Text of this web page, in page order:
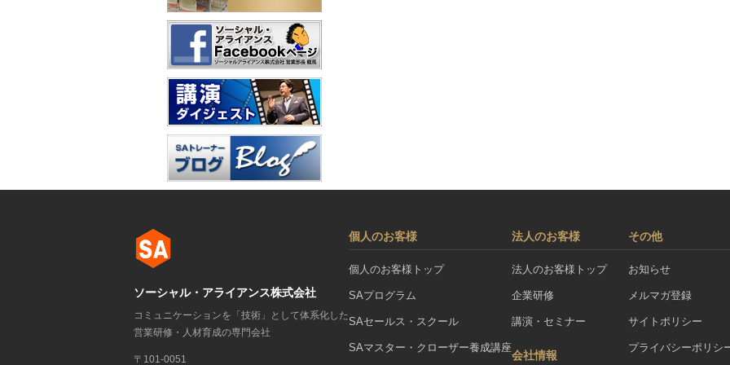
ソーシャル・アライアンス株式会社
コミュニケーションを「技術」として体系化した
営業研修・人材育成の専門会社
〒101-0051
個人のお客様
個人のお客様トップ
SAプログラム
SAセールス・スクール
SAマスター・クローザー養成講座
法人のお客様
法人のお客様トップ
企業研修
講演・セミナー
会社情報
その他
お知らせ
メルマガ登録
サイトポリシー
プライバシーポリシ